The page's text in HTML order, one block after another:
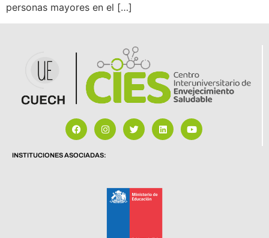
personas mayores en el […]
INSTITUCIONES ASOCIADAS: